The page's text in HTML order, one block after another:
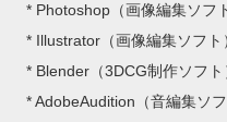
* Photoshop（画像編集ソフト
* Illustrator（画像編集ソフト
* Blender（3DCG制作ソフト
* AdobeAudition（音編集ソフ